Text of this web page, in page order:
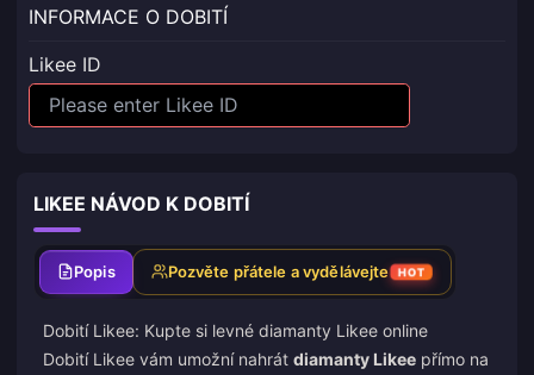
INFORMACE O DOBITÍ
Likee ID
LIKEE NÁVOD K DOBITÍ
Popis Pozvěte přátele a vydělávejte HOT
Dobití Likee: Kupte si levné diamanty Likee online
Dobití Likee vám umožní nahrát diamanty Likee přímo na